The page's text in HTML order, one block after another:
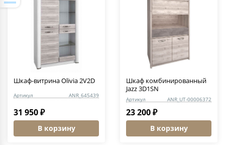
Шкаф-витрина Olivia 2V2D
Артикул ANR_645439
31 950 ₽
В корзину
Шкаф комбинированный
Jazz 3D1SN
Артикул ANR_UT-00006372
23 200 ₽
В корзину